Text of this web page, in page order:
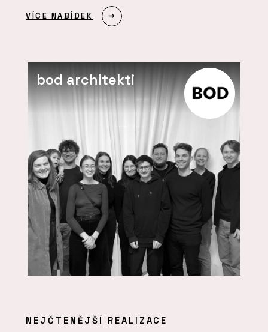
VÍCE NABÍDEK
bod architekti
NEJČTENĚJŠÍ REALIZACE